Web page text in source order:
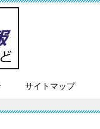
サイトマップ